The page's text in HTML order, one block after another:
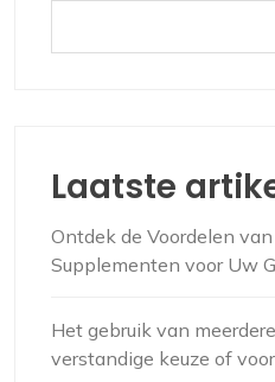
Laatste
Ontdek de Voordelen
Supplementen voor Uw
Het gebruik van
verstandige keuze of